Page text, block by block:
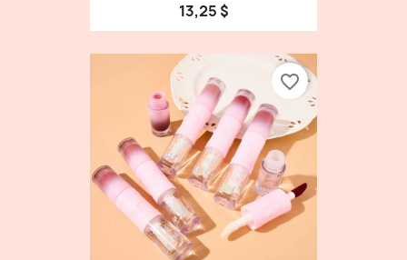
13,25 $
favorite_border